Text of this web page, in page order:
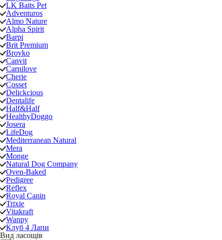
LK Baits Pet
Adventuros
Almo Nature
Alpha Spirit
Barpi
Brit Premium
Brovko
Canvit
Carnilove
Cherie
Cosset
Delickcious
Dentalife
Half&Half
HealthyDoggo
Josera
LifeDog
Mediterranean Natural
Mera
Monge
Natural Dog Company
Oven-Baked
Pedigree
Reflex
Royal Canin
Trixie
Vitakraft
Wanpy
Клуб 4 Лапи
Вид ласощів